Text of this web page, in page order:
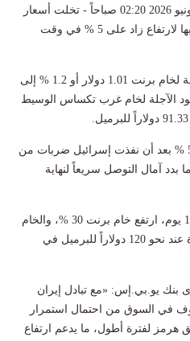
ابوظبي - ياسر ابراهيم - الثلاثاء 9 يونيو 2026 02:20 صباحاً - تخلت أسعار ​
النفط، أمس، عن مكاسب وصلت بها لارتفاع زاد على 5 % في وقت
وخلال التعاملات، زادت العقود الآجلة لخام برنت 1.01 دولار أو 1.2 % إلى
الآجلة ⁠لخام غرب تكساس الوسيط
وسجلت الأسعار قفزة زادت على 5 % بعد أن نفذت إسرائيل ضربات من
بدد آمال التوصل سريعاً لنهاية
ومنذ اندلاع الحرب قبل أكثر من 100 يوم، ارتفع خام برنت 30 %، والخام
الأمريكي 36 %، ولامس برنت ذروة عند نحو 120 دولاراً للبرميل في
بنك يو.بي.إس: «مع تبادل إيران
في السوق من احتمال استمرار
هرمز لفترة أطول، ما يدعم ارتفاع